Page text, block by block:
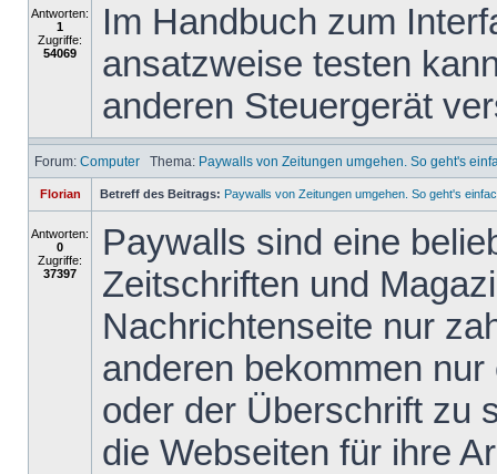
Antworten:
1
Zugriffe:
54069
Im Handbuch zum
ansatzweise testen
anderen Steuergerät
Forum: Computer Thema: Paywalls von Zeitungen umgehen. So geht's
Florian Betreff des Beitrags: Paywalls von Zeitungen umgehen. So geht's
Antworten:
0
Zugriffe:
37397
Paywalls sind eine
Zeitschriften und
Nachrichtenseite nur
anderen bekommen
oder der Überschrift zu
die Webseiten für ihre